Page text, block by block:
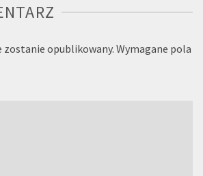
zostanie opublikowany. Wymagane pola